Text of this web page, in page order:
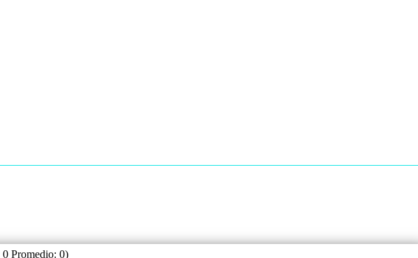
0 Promedio: 0)